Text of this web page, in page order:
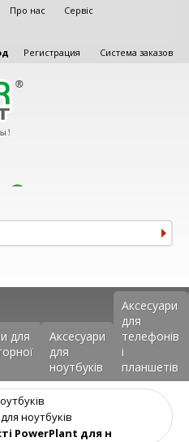
Про нас
Сервіс
Регистрация Система заказов
для
Аксесуари
для
ноутбуків
Аксеcуари
для
телефонів
і
планшетів
ноутбуків
PowerPlant для н